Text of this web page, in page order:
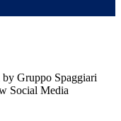
Gruppo Spaggiari
Social Media